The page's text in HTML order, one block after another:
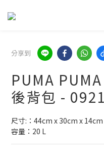
分享到
PUMA
後背包 -
尺寸:：44cm x 30cm x 14cm
容量：20 L